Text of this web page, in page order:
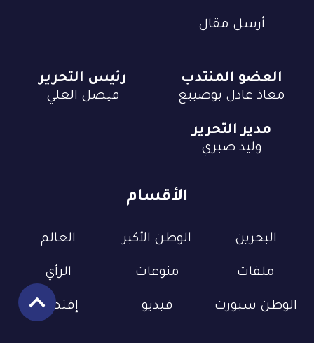
أرسل مقال
الأقسام
البحرين الوطن الأكبر العالم
ملفات منوعات الرأي
الوطن سبورت فيديو إقتصاد
العضو المنتدب
معاذ عادل بوصيبع
رئيس التحرير
فيصل العلي
مدير التحرير
وليد صبري